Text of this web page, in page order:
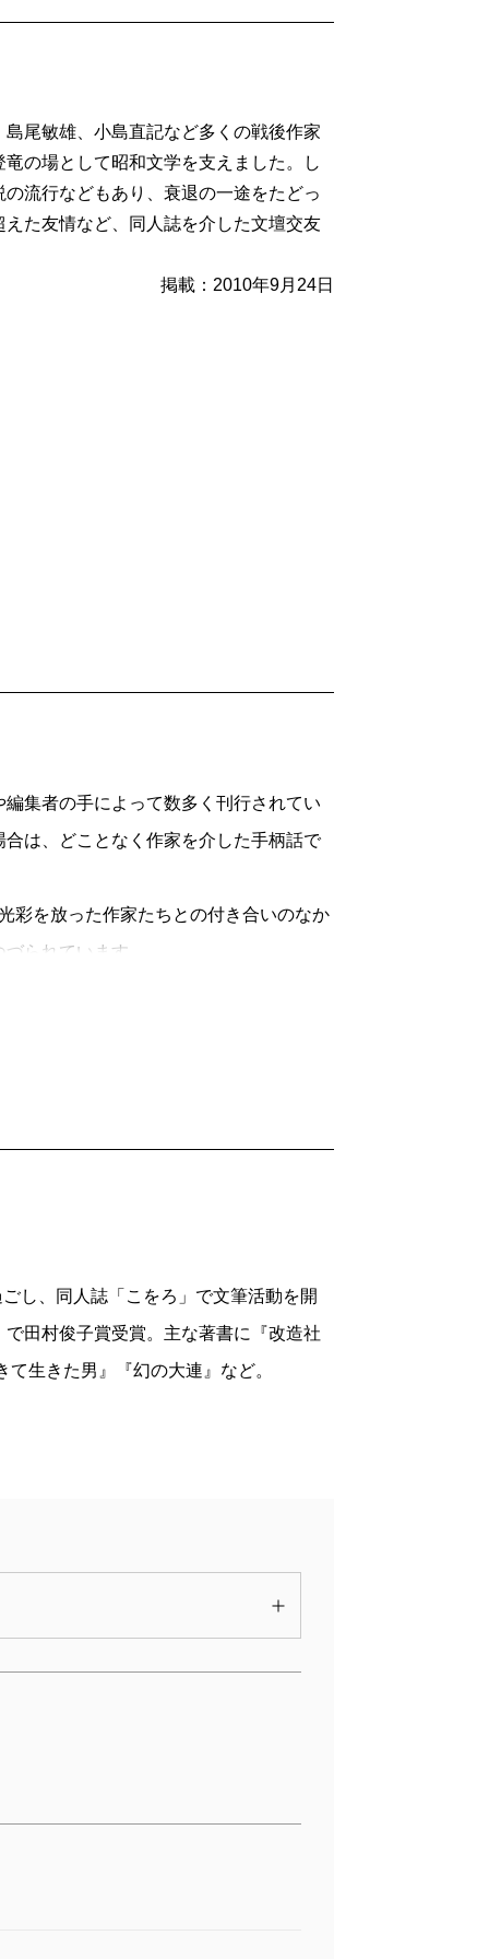
尾敏雄、小島直記など多くの戦後作家
の場として昭和文学を支えました。し
流行などもあり、衰退の一途をたどっ
た友情など、同人誌を介した文壇交友
掲載：2010年9月24日
集者の手によって数多く刊行されてい
は、どことなく作家を介した手柄話で
を放った作家たちとの付き合いのなか
られています。
し、同人誌「こをろ」で文筆活動を開
田村俊子賞受賞。主な著書に『改造社
生きた男』『幻の大連』など。